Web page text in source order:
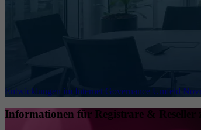
Entwicklungen im Internet Governance Umfeld
Informationen für Registrare &